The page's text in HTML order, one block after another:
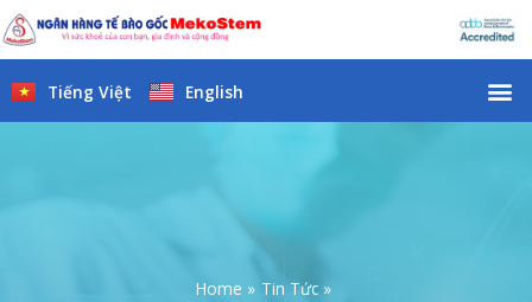
Skip
to
content
Tiếng Việt English
Home
Tin Tức